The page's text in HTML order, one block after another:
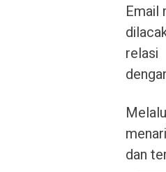
Email
relasi
dan